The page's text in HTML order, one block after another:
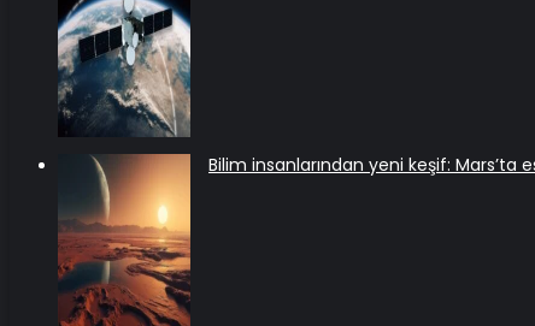
Bilim insanlarından yeni keşif: Mars’ta